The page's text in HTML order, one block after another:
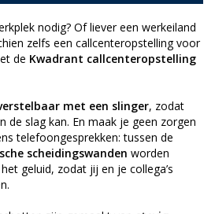
nodig? Of liever een werkeiland
zelfs een callcenteropstelling voor
de Kwadrant callcenteropstelling
met een slinger, zodat
de slag kan. En maak je geen zorgen
telefoongesprekken: tussen de
scheidingswanden worden
geluid, zodat jij en je collega’s